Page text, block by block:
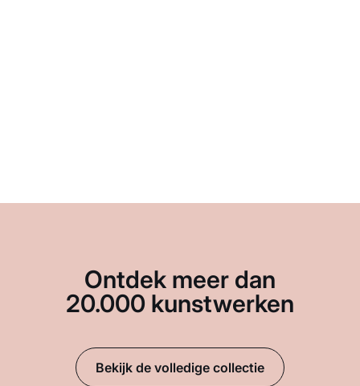
Ontdek meer dan
20.000 kunstwerken
Bekijk de volledige collectie